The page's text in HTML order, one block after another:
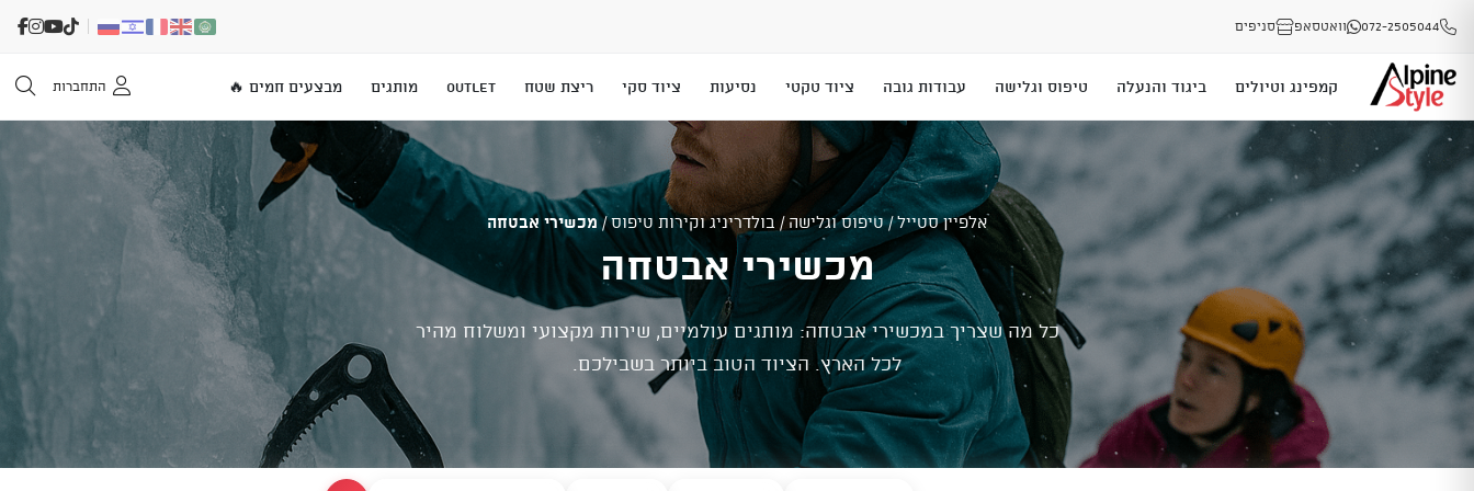
072-2505044 וואטסאפ סניפים
קמפינג וטיולים ביגוד והנעלה טיפוס וגלישה עבודות גובה ציוד טקטי נסיעות ציוד סקי ריצת שטח OUTLET מותגים מבצעים חמים 🔥 התחברות
אלפיין סטייל/טיפוס וגלישה / בולדריניג וקירות טיפוס/מכשירי אבטחה
מכשירי אבטחה
כל מה שצריך במכשירי אבטחה: מותגים עולמיים, שירות מקצועי ומשלוח מהיר
לכל הארץ. הציוד הטוב ביותר בשבילכם.